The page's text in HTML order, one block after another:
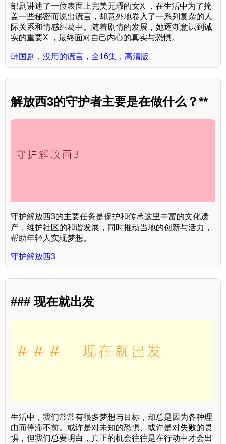
部剧讲述了一位表面上完美无瑕的女X ，在生活中为了掩
盖一些秘密而说出谎言，却意外地卷入了一系列复杂的人
际关系和情感纠葛中。随着剧情的发展，她逐渐意识到诚
实的重要X ，最终面对自己内心的真实与恐惧。
韩国剧，没用的谎言，全16集，高清版
解放西3的守护者主要是在做什么？**
守护解放西3的主要任务是保护和传承这里丰富的文化遗
产，维护社区的和谐发展，同时推动当地的创新与活力，
帮助年轻人实现梦想。
守护解放西3
### 现在就出发
生活中，我们常常有很多梦想与目标，却总是因为各种理
由而停滞不前。或许是对未知的恐惧、或许是对失败的畏
惧，但我们总要明白，真正的机会往往是在行动中才会出